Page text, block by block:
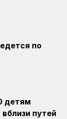
по
детям
путей